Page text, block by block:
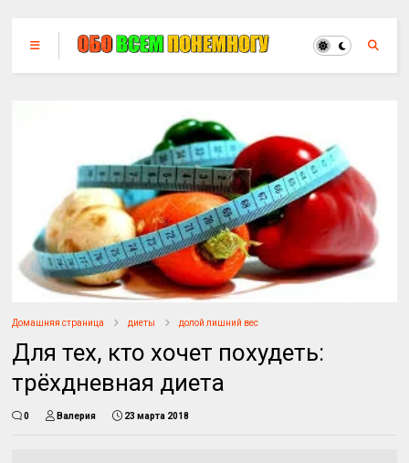
Домашняя страница диеты долой лишний вес
Для тех, кто хочет похудеть:
трёхдневная диета
0 Валерия 23 марта 2018